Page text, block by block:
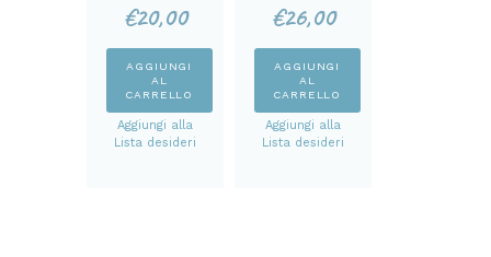
€20,00
AGGIUNGI
AL
CARRELLO
Aggiungi alla
Lista desideri
€26,00
AGGIUNGI
AL
CARRELLO
Aggiungi alla
Lista desideri